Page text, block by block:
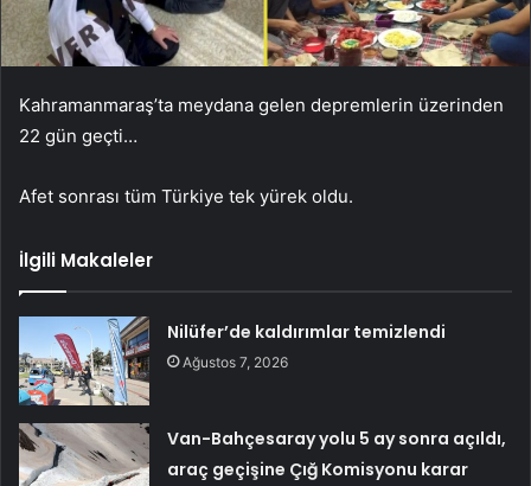
Kahramanmaraş’ta meydana gelen depremlerin üzerinden
22 gün geçti…
Afet sonrası tüm Türkiye tek yürek oldu.
İlgili Makaleler
Nilüfer’de kaldırımlar temizlendi
Ağustos 7, 2026
Van-Bahçesaray yolu 5 ay sonra açıldı,
araç geçişine Çığ Komisyonu karar